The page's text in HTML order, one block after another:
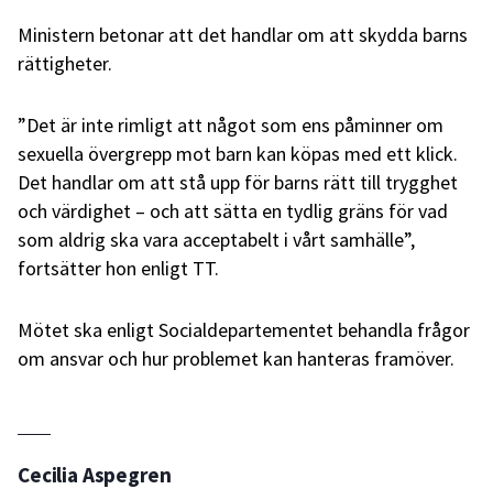
Ministern betonar att det handlar om att skydda barns
rättigheter.
”Det är inte rimligt att något som ens påminner om
sexuella övergrepp mot barn kan köpas med ett klick.
Det handlar om att stå upp för barns rätt till trygghet
och värdighet – och att sätta en tydlig gräns för vad
som aldrig ska vara acceptabelt i vårt samhälle”,
fortsätter hon enligt TT.
Mötet ska enligt Socialdepartementet behandla frågor
om ansvar och hur problemet kan hanteras framöver.
Cecilia Aspegren